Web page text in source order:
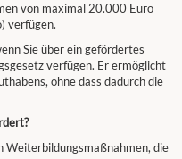
von maximal 20.000 Euro
verfügen.
Sie über ein gefördertes
verfügen. Er ermöglicht
ohne dass dadurch die
Weiterbildungsmaßnahmen, die